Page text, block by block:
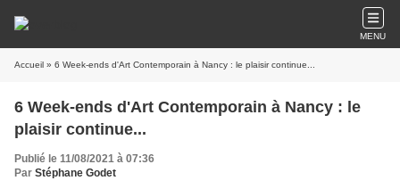
MENU
Accueil » 6 Week-ends d'Art Contemporain à Nancy : le plaisir continue...
6 Week-ends d'Art Contemporain à Nancy : le
plaisir continue...
Publié le 11/08/2021 à 07:36
Par Stéphane Godet